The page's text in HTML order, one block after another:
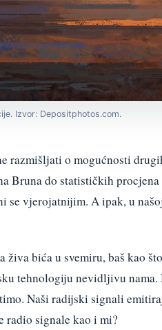
Izvor: Depositphotos.com.
razmišljati o mogućnosti
Bruna do statističkih procjena
se vjerojatnijim. A ipak, u
živa bića u svemiru, baš kao
tehnologiju nevidljivu
Naši radijski signali
signale kao i mi?